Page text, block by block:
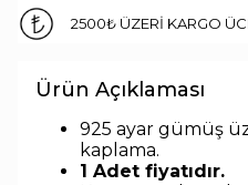
2500₺ ÜZERİ KARGO
Ürün Açıklaması
925 ayar gümüş
kaplama.
1 Adet fiyatıdır.